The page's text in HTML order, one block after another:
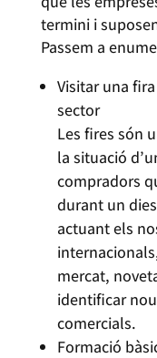
termini i
Passem a
Visitar una
sector
Les fires són
la situació
compradors
durant un
actuant els
mercat,
identificar
comercials.
Formació